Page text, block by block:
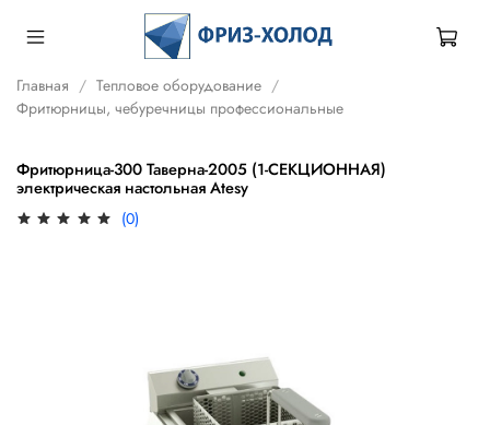
Главная
Тепловое оборудование
Фритюрницы, чебуречницы профессиональные
Фритюрница-300 Таверна-2005 (1-СЕКЦИОННАЯ)
электрическая настольная Atesy
(0)